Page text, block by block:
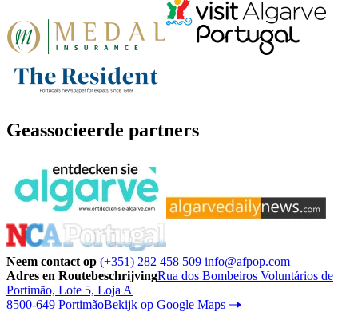
Geassocieerde partners
Neem contact op (+351) 282 458 509 info@afpop.com
Adres en RoutebeschrijvingRua dos Bombeiros Voluntários de
Portimão, Lote 5, Loja A
8500-649 PortimãoBekijk op Google Maps